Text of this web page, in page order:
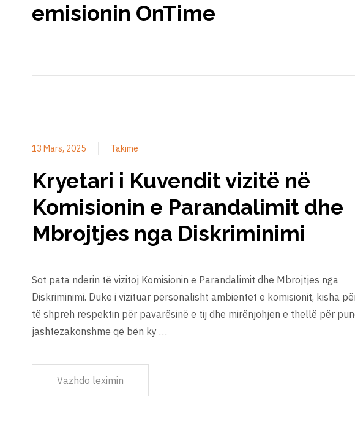
emisionin OnTime
13 Mars, 2025 Takime
Kryetari i Kuvendit vizitë në
Komisionin e Parandalimit dhe
Mbrojtjes nga Diskriminimi
Sot pata nderin të vizitoj Komisionin e Parandalimit dhe Mbrojtjes nga
Diskriminimi. Duke i vizituar personalisht ambientet e komisionit, kisha
të shpreh respektin për pavarësinë e tij dhe mirënjohjen e thellë për
jashtëzakonshme që bën ky …
Vazhdo leximin